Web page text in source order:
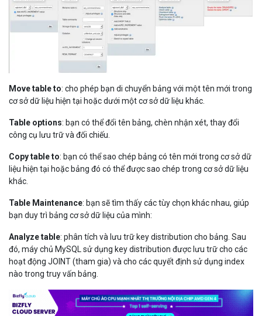
Move table to: cho phép bạn di chuyển bảng với một tên mới trong
cơ sở dữ liệu hiện tại hoặc dưới một cơ sở dữ liệu khác.
Table options: bạn có thể đổi tên bảng, chèn nhận xét, thay đổi
công cụ lưu trữ và đối chiếu.
Copy table to: bạn có thể sao chép bảng có tên mới trong cơ sở dữ
liệu hiện tại hoặc bảng đó có thể được sao chép trong cơ sở dữ liệu
khác.
Table Maintenance: bạn sẽ tìm thấy các tùy chọn khác nhau, giúp
bạn duy trì bảng cơ sở dữ liệu của mình:
Analyze table: phân tích và lưu trữ key distribution cho bảng. Sau
đó, máy chủ MySQL sử dụng key distribution được lưu trữ cho các
hoạt động JOINT (tham gia) và cho các quyết định sử dụng index
nào trong truy vấn bảng.